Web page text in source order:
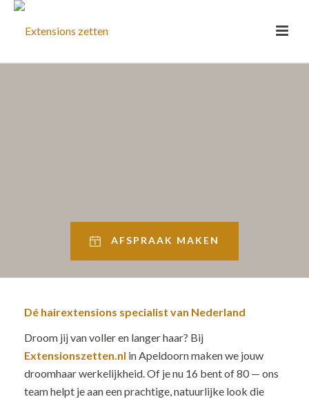
AFSPRAAK MAKEN
Dé hairextensions specialist van Nederland
Droom jij van voller en langer haar? Bij
Extensionszetten.nl in Apeldoorn maken we jouw
droomhaar werkelijkheid. Of je nu 16 bent of 80 — ons
team helpt je aan een prachtige, natuurlijke look die